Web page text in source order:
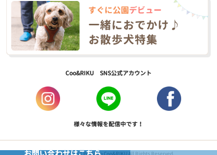
Coo&RIKU SNS公式アカウント
様々な情報を配信中です！
Copyright © 2017 PetShop Coo&RIKU All Rights Reserved.